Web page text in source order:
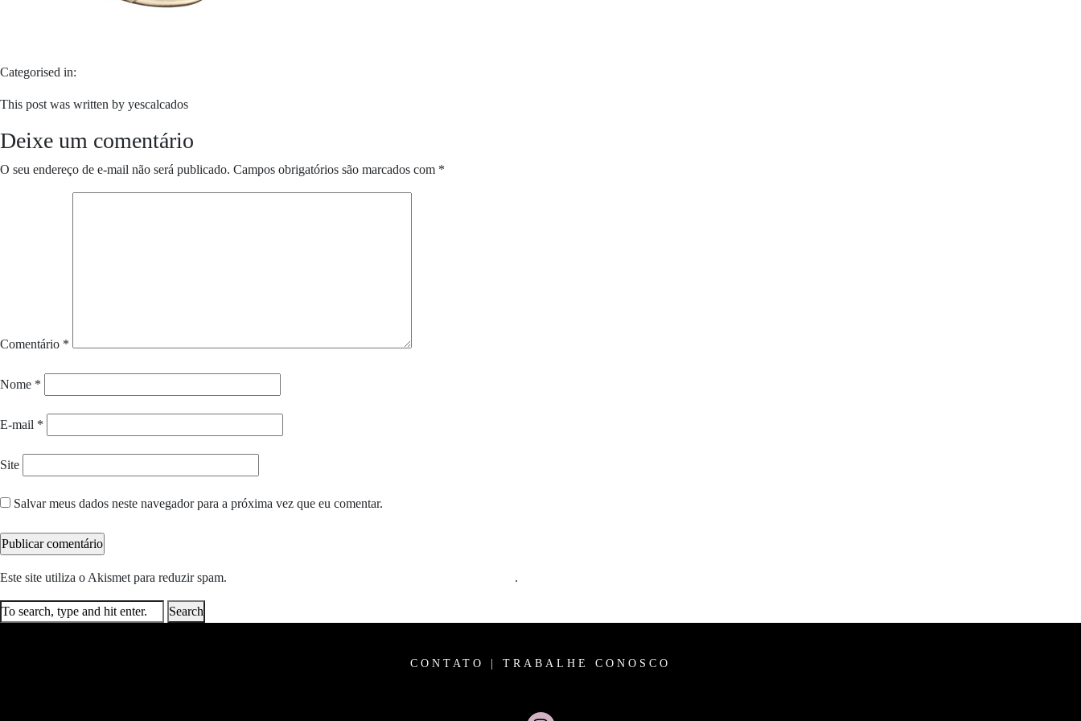
Categorised in:
This post was written by yescalcados
Deixe um comentário
O seu endereço de e-mail não será publicado. Campos obrigatórios são marcados com *
Comentário *
Nome *
E-mail *
Site
Salvar meus dados neste navegador para a próxima vez que eu comentar.
Este site utiliza o Akismet para reduzir spam. .
Search
CONTATO TRABALHE CONOSCO